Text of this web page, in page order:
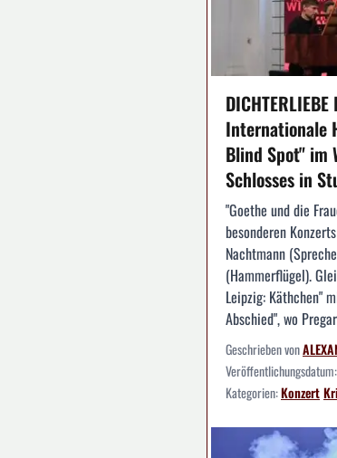
DICHTERLIEBE
Internationale
Blind Spot" im
Schlosses in
"Goethe und die
besonderen
Nachtmann
(Hammerflügel).
Leipzig: Käthchen"
Abschied", wo
Geschrieben von
Veröffentlichungsdatum:
Kategorien:Konzert